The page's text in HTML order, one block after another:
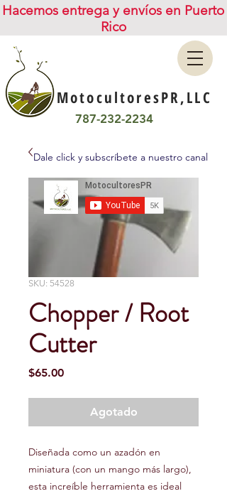
Hacemos entrega y envíos en Puerto
Rico
MotocultoresPR,LLC
787-232-2234
Dale click y subscríbete a nuestro canal
SKU: 54528
Chopper / Root
Cutter
$65.00Precio
Agotado
Diseñada como un azadón en
miniatura (con un mango más largo),
esta increíble herramienta es ideal